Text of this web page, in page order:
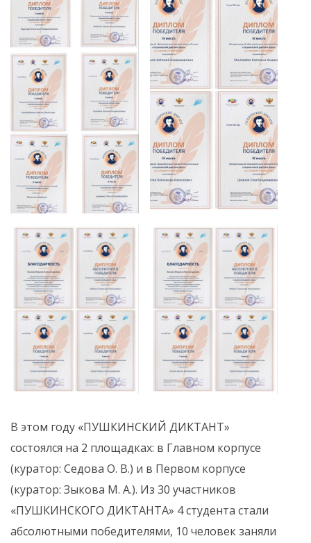
В этом году «ПУШКИНСКИЙ ДИКТАНТ»
состоялся на 2 площадках: в Главном корпусе
(куратор: Седова О. В.) и в Первом корпусе
(куратор: Зыкова М. А.). Из 30 участников
«ПУШКИНСКОГО ДИКТАНТА» 4 студента стали
абсолютными победителями, 10 человек заняли